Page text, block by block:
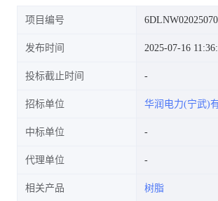
项目编号
发布时间 2025-07-16
投标截止时间
招标单位 华润电力(宁武)
中标单位
代理单位
相关产品 树脂